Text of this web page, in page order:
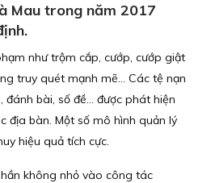
Mau trong năm 2017
như trộm cắp, cướp, cướp giật
truy quét mạnh mẽ… Các tệ nạn
đánh bài, số đề… được phát hiện
địa bàn. Một số mô hình quản lý
hiệu quả tích cực.
không nhỏ vào công tác